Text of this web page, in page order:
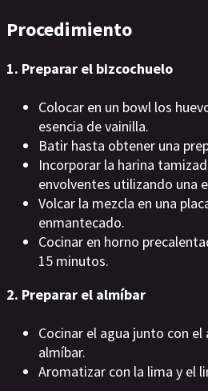
Procedimiento
1. Preparar el bizcochuelo
Colocar en un bowl los
esencia de vainilla.
Batir hasta obtener una
Incorporar la harina
envolventes utilizando una
Volcar la mezcla en una
enmantecado.
Cocinar en horno
15 minutos.
2. Preparar el almíbar
Cocinar el agua junto con
almíbar.
Aromatizar con la lima y el